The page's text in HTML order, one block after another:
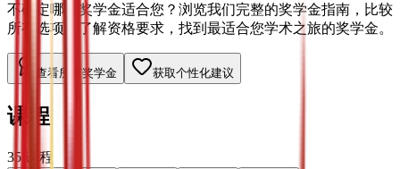
不确定哪种奖学金适合您？浏览我们完整的奖学金指南，比较
所有选项，了解资格要求，找到最适合您学术之旅的奖学金。
查看所有奖学金 获取个性化建议
课程
35 课程